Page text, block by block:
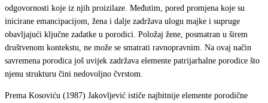
odgovornosti koje iz njih proizilaze. Međutim, pored promjena koje su
inicirane emancipacijom, žena i dalje zadržava ulogu majke i supruge
obavljajući ključne zadatke u porodici. Položaj žene, posmatran u širem
društvenom kontekstu, ne može se smatrati ravnopravnim. Na ovaj način
savremena porodica još uvijek zadržava elemente patrijarhalne porodice što
njenu strukturu čini nedovoljno čvrstom.
Prema Kosoviću (1987) Jakovljević ističe najbitnije elemente porodične